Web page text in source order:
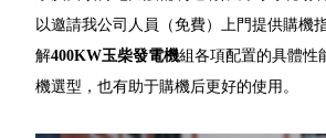
以邀請我公司人員（免費）上門提供購機
解400KW玉柴發電機組各項配置的具體性
機選型，也有助于購機后更好的使用。